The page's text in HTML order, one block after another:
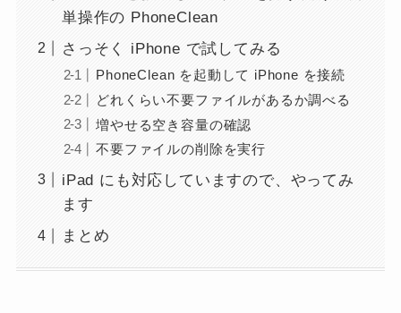
単操作の PhoneClean
さっそく iPhone で試してみる
PhoneClean を起動して iPhone を接続
どれくらい不要ファイルがあるか調べる
増やせる空き容量の確認
不要ファイルの削除を実行
iPad にも対応していますので、やってみ
ます
まとめ